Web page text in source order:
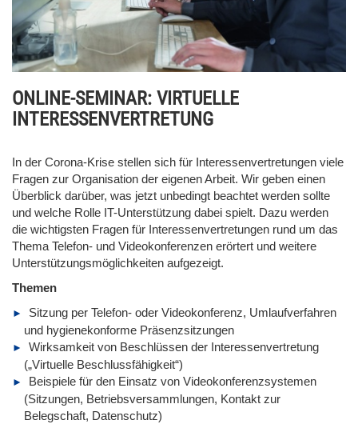
ONLINE-SEMINAR: VIRTUELLE
INTERESSENVERTRETUNG
In der Corona-Krise stellen sich für Interessenvertretungen viele
Fragen zur Organisation der eigenen Arbeit. Wir geben einen
Überblick darüber, was jetzt unbedingt beachtet werden sollte
und welche Rolle IT-Unterstützung dabei spielt. Dazu werden
die wichtigsten Fragen für Interessenvertretungen rund um das
Thema Telefon- und Videokonferenzen erörtert und weitere
Unterstützungsmöglichkeiten aufgezeigt.
Themen
Sitzung per Telefon- oder Videokonferenz, Umlaufverfahren
und hygienekonforme Präsenzsitzungen
Wirksamkeit von Beschlüssen der Interessenvertretung
(„Virtuelle Beschlussfähigkeit“)
Beispiele für den Einsatz von Videokonferenzsystemen
(Sitzungen, Betriebsversammlungen, Kontakt zur
Belegschaft, Datenschutz)